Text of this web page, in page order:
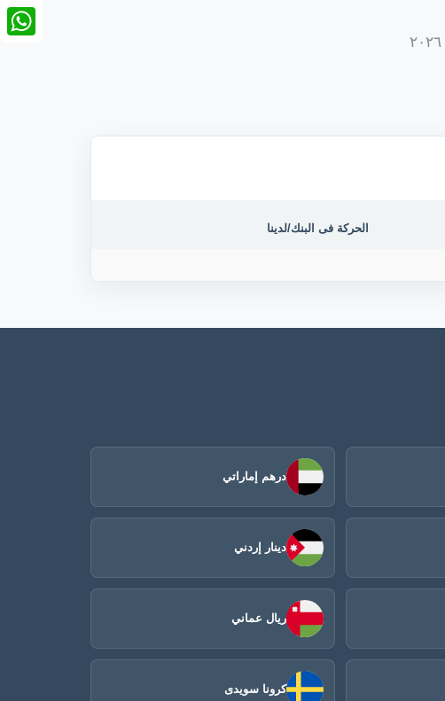
الحركة فى البنك/لدينا
درهم إماراتي
دينار إردني
ريال عماني
كرونا سويدى